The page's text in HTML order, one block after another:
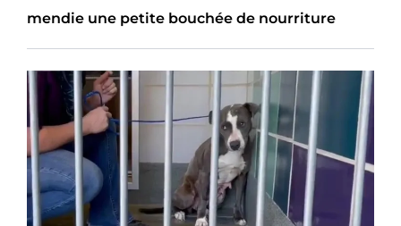
mendie une petite bouchée de nourriture